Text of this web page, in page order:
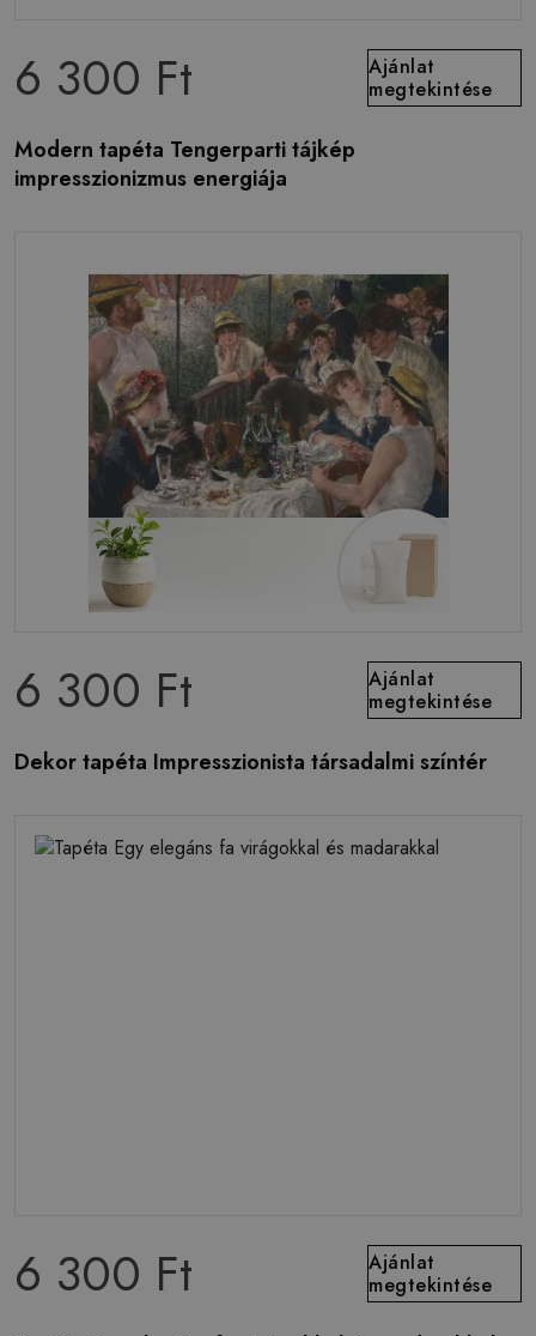
6 300 Ft
Ajánlat
megtekintése
Modern tapéta Tengerparti tájkép
impresszionizmus energiája
6 300 Ft
Ajánlat
megtekintése
Dekor tapéta Impresszionista társadalmi színtér
6 300 Ft
Ajánlat
megtekintése